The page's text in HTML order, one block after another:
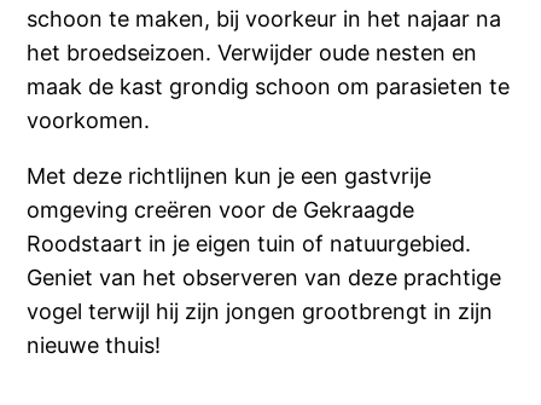
schoon te maken, bij voorkeur in het najaar na
het broedseizoen. Verwijder oude nesten en
maak de kast grondig schoon om parasieten te
voorkomen.
Met deze richtlijnen kun je een gastvrije
omgeving creëren voor de Gekraagde
Roodstaart in je eigen tuin of natuurgebied.
Geniet van het observeren van deze prachtige
vogel terwijl hij zijn jongen grootbrengt in zijn
nieuwe thuis!